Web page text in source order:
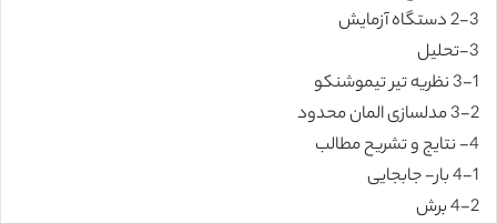
2-3 دستگاه آزمایش
3-تحلیل
3-1 نظریه تیر تیموشنکو
3-2 مدلسازی المان محدود
4- نتایج و تشریح مطالب
4-1 بار- جابجایی
4-2 برش